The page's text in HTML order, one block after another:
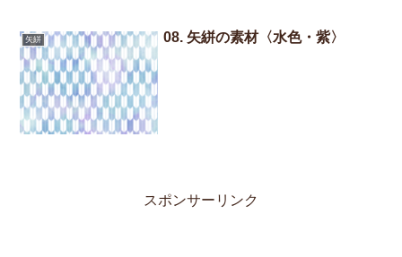
矢絣 08. 矢絣の素材〈水色・紫〉
スポンサーリンク